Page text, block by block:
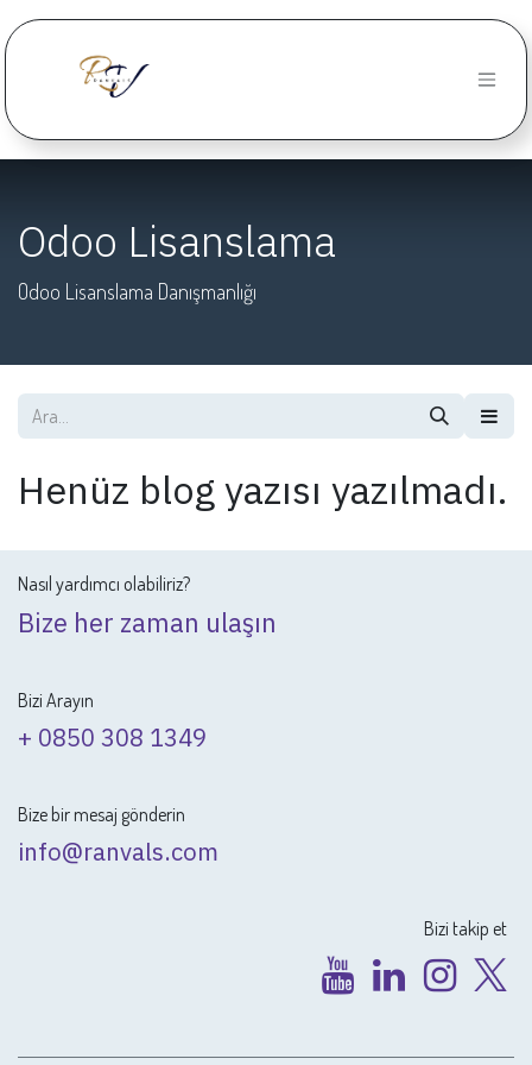
İçereği Atla
Odoo Lisanslama
Odoo Lisanslama Danışmanlığı
Henüz blog yazısı yazılmadı.
Nasıl yardımcı olabiliriz?
Bize her zaman ulaşın
Bizi Arayın
+ 0850 308 1349
Bize bir mesaj gönderin
info@ranvals.com
Bizi takip et